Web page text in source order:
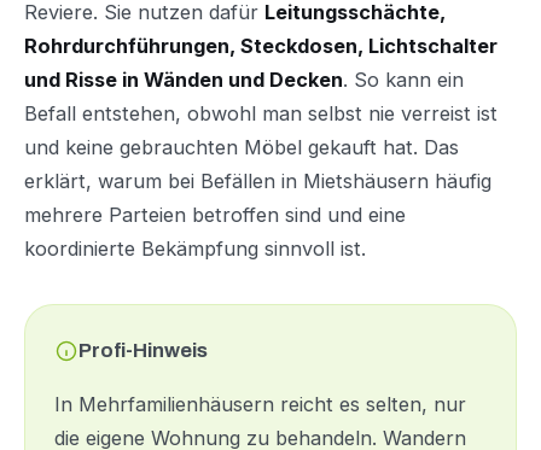
Reviere. Sie nutzen dafür Leitungsschächte,
Rohrdurchführungen, Steckdosen, Lichtschalter
und Risse in Wänden und Decken. So kann ein
Befall entstehen, obwohl man selbst nie verreist ist
und keine gebrauchten Möbel gekauft hat. Das
erklärt, warum bei Befällen in Mietshäusern häufig
mehrere Parteien betroffen sind und eine
koordinierte Bekämpfung sinnvoll ist.
Profi-Hinweis
In Mehrfamilienhäusern reicht es selten, nur
die eigene Wohnung zu behandeln. Wandern